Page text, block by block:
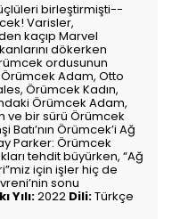
birleştirmişti--
Varisler,
kaçıp Marvel
dökerken
ordusunun
Adam, Otto
Örümcek Kadın,
Örümcek Adam,
ve bir sürü Örümcek
Örümcek’i Ağ
Parker: Örümcek
tehdit büyürken, “Ağ
için işler hiç de
sonu
Yılı:2022 Dili:Türkçe